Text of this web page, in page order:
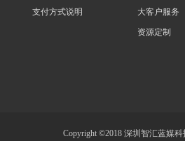
支付方式说明 大客户服务
资源定制
Copyright ©2018 深圳智汇蓝媒